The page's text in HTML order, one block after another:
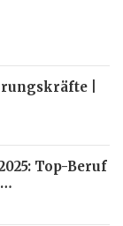
|
Top-Beruf